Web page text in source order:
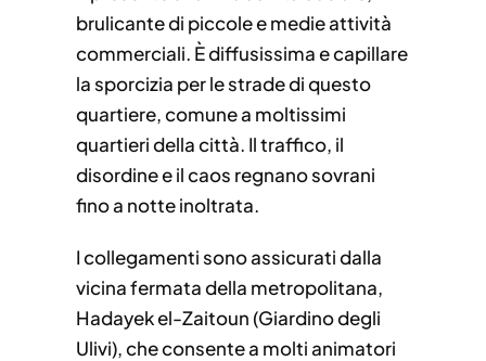
brulicante di piccole e medie attività
commerciali. È diffusissima e capillare
la sporcizia per le strade di questo
quartiere, comune a moltissimi
quartieri della città. Il traffico, il
disordine e il caos regnano sovrani
fino a notte inoltrata.
I collegamenti sono assicurati dalla
vicina fermata della metropolitana,
Hadayek el-Zaitoun (Giardino degli
Ulivi), che consente a molti animatori